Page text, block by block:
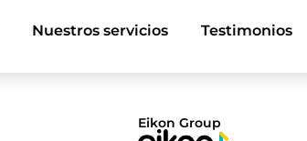
Nuestros servicios Testimonios
Eikon Group